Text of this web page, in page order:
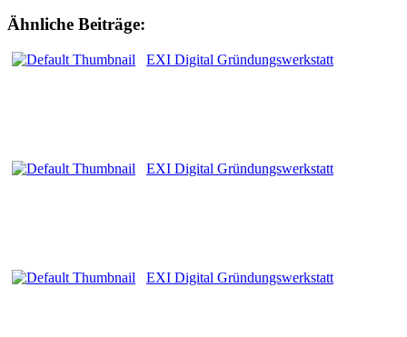
Ähnliche Beiträge:
EXI Digital Gründungswerkstatt
EXI Digital Gründungswerkstatt
EXI Digital Gründungswerkstatt